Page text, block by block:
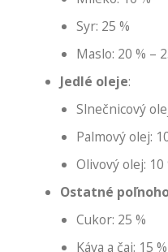
Syr: 25 %
Maslo: 20 % –
Jedlé oleje:
Slnečnicový
Palmový olej:
Olivový olej: 10
Ostatné
Cukor: 25 %
Káva a čaj: 15